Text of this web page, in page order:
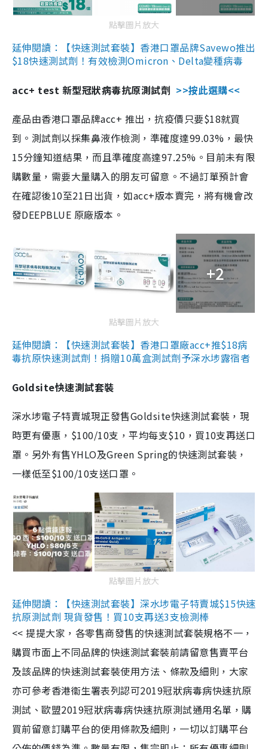
點擊圖片放大
延伸閱讀：【快速測試套裝】香港口罩品牌Savewo推出
$18快速測試劑！有效檢測Omicron、Delta變種病毒
acc+ test 新型冠狀病毒抗原測試劑 >>按此選購<<
產品由香港口罩品牌acc+ 推出，抗疫價只要$18就買
到。測試劑以採集鼻液作檢測，準確度達99.03%，最快
15分鐘知道結果，而且準確度高達97.25%。目前未有限
購數量，需要大量購入的朋友可留意。不過訂單預計會
在確認後10至21日出貨，如acc+版本賣完，將有機會改
發DEEPBLUE 原廠版本。
+2
點擊圖片放大
延伸閱讀：【快速測試套裝】香港口罩廠acc+推$18病
毒抗原快速測試劑！捐贈10萬盒測試劑予深水埗露宿者
Goldsite快速測試套裝
深水埗電子特賣城現正發售Goldsite快速測試套裝，現
時更有優惠，$100/10支，平均每支$10，買10支再送口
罩。另外有售YHLO及Green Spring的快速測試套裝，
一樣低至$100/10支送口罩。
點擊圖片放大
延伸閱讀：【快速測試套裝】深水埗電子特賣城$15快速
抗原測試劑 現貨發售！買10支再送3支檢測棒
<< 提提大家，各零售商發售的快速測試套裝規格不一，
購買市面上不同品牌的快速測試套裝前請留意售賣平台
及該品牌的快速測試套裝使用方法、條款及細則，大家
亦可參考香港衞生署表列認可2019冠狀病毒病快速抗原
測試、歐盟2019冠狀病毒病快速抗原測試通用名單，購
買前留意訂購平台的使用條款及細則，一切以訂購平台